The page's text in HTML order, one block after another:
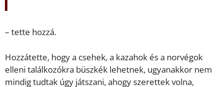
– tette hozzá.
Hozzátette, hogy a csehek, a kazahok és a norvégok
elleni találkozókra büszkék lehetnek, ugyanakkor nem
mindig tudtak úgy játszani, ahogy szerettek volna,